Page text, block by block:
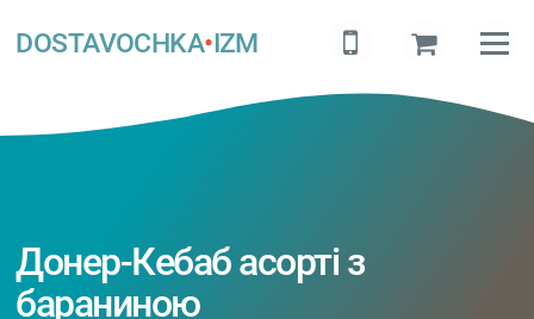
DOSTAVOCHKA•IZM
Донер-Кебаб асорті з
бараниною